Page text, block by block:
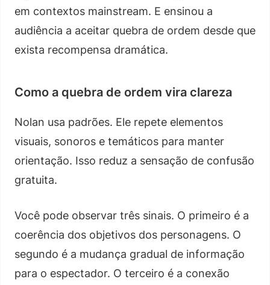
em contextos mainstream. E ensinou a
audiência a aceitar quebra de ordem desde que
exista recompensa dramática.
Como a quebra de ordem vira clareza
Nolan usa padrões. Ele repete elementos
visuais, sonoros e temáticos para manter
orientação. Isso reduz a sensação de confusão
gratuita.
Você pode observar três sinais. O primeiro é a
coerência dos objetivos dos personagens. O
segundo é a mudança gradual de informação
para o espectador. O terceiro é a conexão